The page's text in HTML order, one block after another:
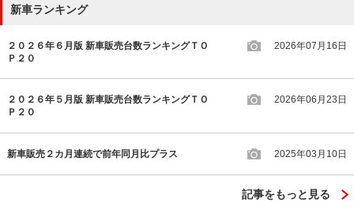
新車ランキング
２０２６年６月版 新車販売台数ランキングＴＯ
Ｐ２０
2026年07月16日
２０２６年５月版 新車販売台数ランキングＴＯ
Ｐ２０
2026年06月23日
新車販売２カ月連続で前年同月比プラス 2025年03月10日
記事をもっと見る